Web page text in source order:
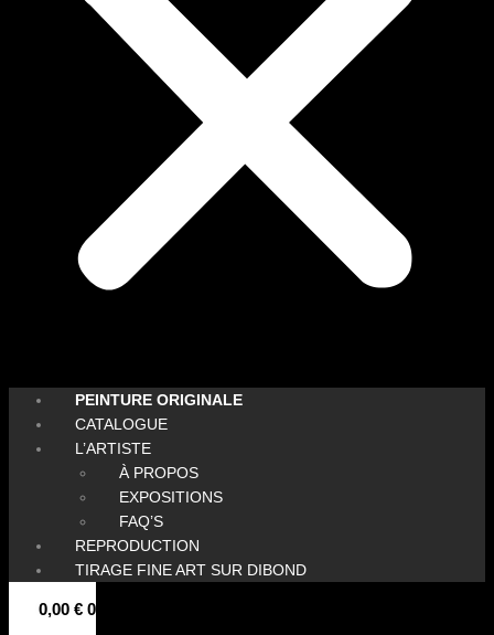
PEINTURE ORIGINALE
CATALOGUE
L’ARTISTE
À PROPOS
EXPOSITIONS
FAQ’S
REPRODUCTION
TIRAGE FINE ART SUR DIBOND
0,00 € 0